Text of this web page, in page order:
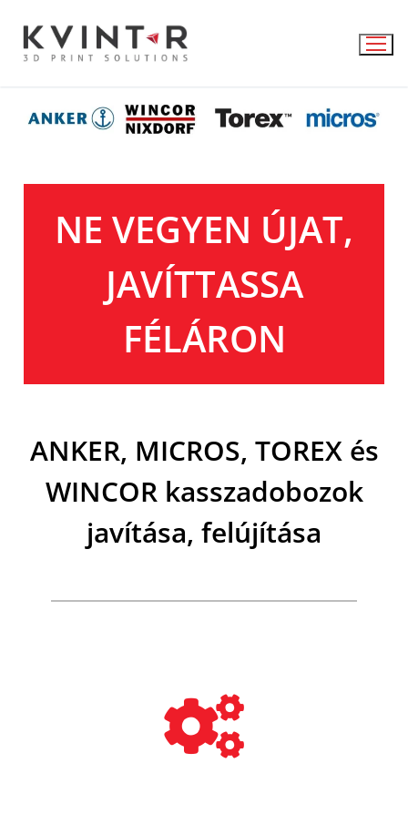
NE VEGYEN ÚJAT,
JAVÍTTASSA
FÉLÁRON
ANKER, MICROS, TOREX és
WINCOR kasszadobozok
javítása, felújítása